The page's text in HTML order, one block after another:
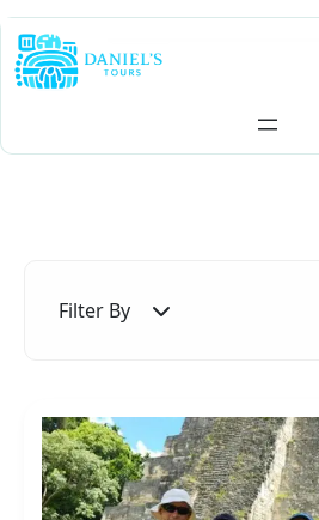
Skip
to
content
Filter By